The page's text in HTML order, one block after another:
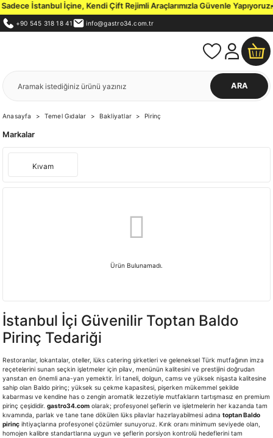
İstanbul İçine, Kendi Çift Rejimli Araçlarımızla Güvenle Yapıyoruz.
+90 545 318 18 41 info@gastro34.com.tr
ARA
Anasayfa Temel Gıdalar Bakliyatlar Pirinç
Markalar
Kıvam
Ürün Bulunamadı.
İstanbul İçi Güvenilir Toptan Baldo
Pirinç Tedariği
Restoranlar, lokantalar, oteller, lüks catering şirketleri ve geleneksel Türk mutfağının imza
reçetelerini sunan seçkin işletmeler için pilav, menünün kalitesini ve prestijini doğrudan
yansıtan en önemli ana-yan yemektir. İri taneli, dolgun, camsı ve yüksek nişasta kalitesine
sahip olan Baldo pirinç; yüksek su çekme kapasitesi, pişerken mükemmel şekilde
kabarması ve kendine has o zengin aromatik lezzetiyle mutfakların tartışmasız en premium
pirinç çeşididir. gastro34.com olarak; profesyonel şeflerin ve işletmelerin her kazanda tam
kıvamında, parlak ve tane tane dökülen lüks pilavlar hazırlayabilmesi adına toptan Baldo
pirinç ihtiyaçlarına profesyonel çözümler sunuyoruz. Kırık oranı minimum seviyede olan,
homojen kalibre standartlarına uygun ve şeflerin porsiyon kontrolü hedeflerini tam